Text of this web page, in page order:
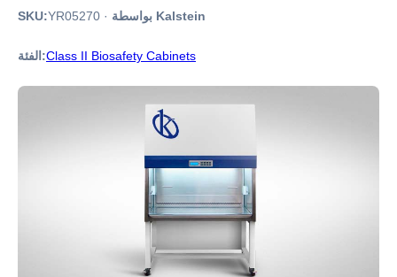
SKU:YR05270 · بواسطة Kalstein
الفئة:Class II Biosafety Cabinets